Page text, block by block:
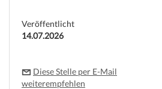
Veröffentlicht
14.07.2026
Diese Stelle per E-Mail
weiterempfehlen